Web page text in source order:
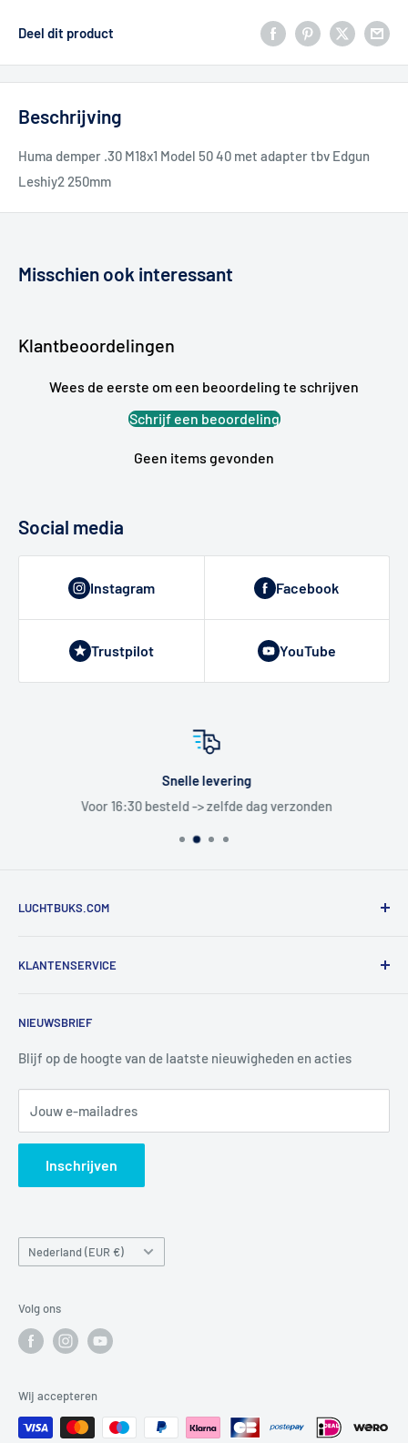
Deel dit product
Beschrijving
Huma demper .30 M18x1 Model 50 40 met adapter tbv Edgun
Leshiy2 250mm
Misschien ook interessant
Klantbeoordelingen
Wees de eerste om een beoordeling te schrijven
Schrijf een beoordeling
Geen items gevonden
Social media
Instagram Facebook
Trustpilot YouTube
Snelle levering
Voor 16:30 besteld -> zelfde dag verzonden
LUCHTBUKS.COM
Utrechtlaan 9
Tel:+31 6 345 30 448
Mail:info@luchtbuks.com
KLANTENSERVICE
Informatie
Privacybeleid
Verzendbeleid
Search
NIEUWSBRIEF
Blijf op de hoogte van de laatste nieuwigheden en acties
Jouw e-mailadres
Inschrijven
Land/regio
Nederland (EUR €)
Volg ons
Wij accepteren